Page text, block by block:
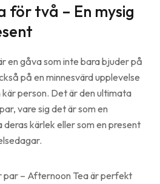
för två – En mysig
en gåva som inte bara bjuder på
på en minnesvärd upplevelse
person. Det är den ultimata
vare sig det är som en
kärlek eller som en present
par – Afternoon Tea är perfekt